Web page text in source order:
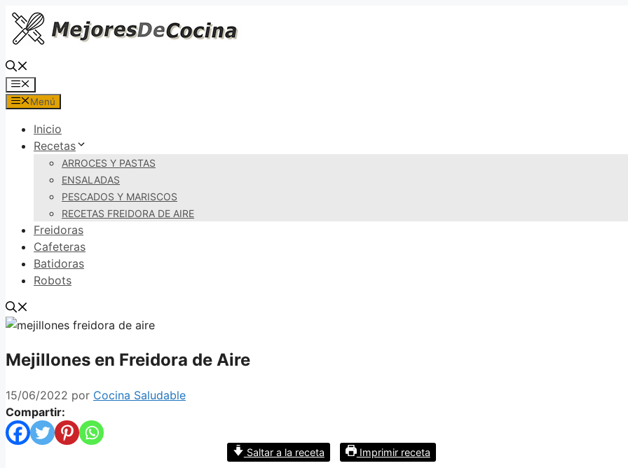
Saltar
contenido
Menú
Menú
Inicio
Recetas
ARROCES Y PASTAS
ENSALADAS
PESCADOS Y MARISCOS
RECETAS FREIDORA DE AIRE
Freidoras
Cafeteras
Batidoras
Robots
Mejillones en Freidora de Aire
15/06/2022 por Cocina Saludable
Compartir:
Saltar a la receta Imprimir receta